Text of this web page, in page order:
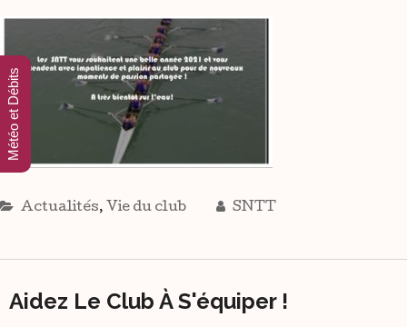
Actualités, Vie du club SNTT
Aidez Le Club À S'équiper !
Météo et Débits